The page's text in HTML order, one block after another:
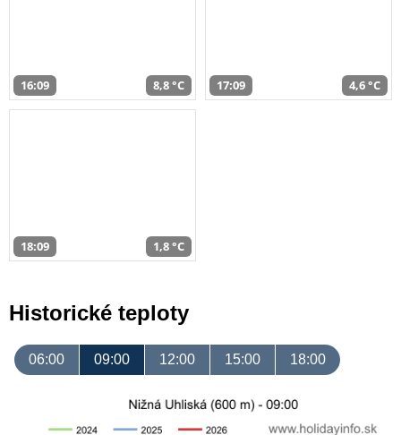
16:09 8,8 °C 17:09 4,6 °C
18:09 1,8 °C
Historické teploty
06:00 09:00 12:00 15:00 18:00